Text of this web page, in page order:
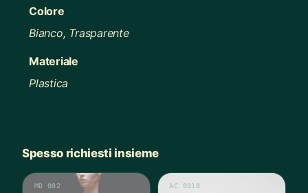
Colore
Bianco, Trasparente
Materiale
Plastica
Spesso richiesti insieme
MD 002 AC 0018